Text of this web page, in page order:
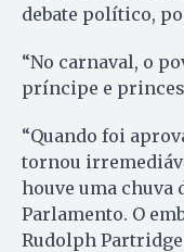
debate político,
“No carnaval, o
príncipe e
“Quando foi
tornou
houve uma chuva
Parlamento. O
Rudolph